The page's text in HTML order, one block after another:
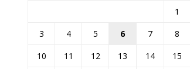
1
3
4 5 6 7 8
10
11 12 13 14 15